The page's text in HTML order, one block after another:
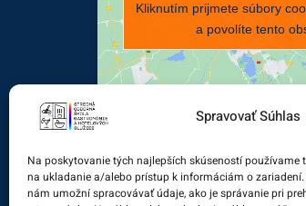
Spravovať Súhlas
Na poskytovanie tých najlepších skúseností používame
na ukladanie a/alebo prístup k informáciám o
nám umožní spracovávať údaje, ako je správanie pri
Kliknutím prijmete súbory
a povolíte tento